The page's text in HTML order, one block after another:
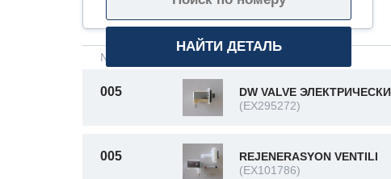
№ на схеме
005
DW VALVE
(EX295272)
005
REJENERASYON VENTILI
(EX101786)